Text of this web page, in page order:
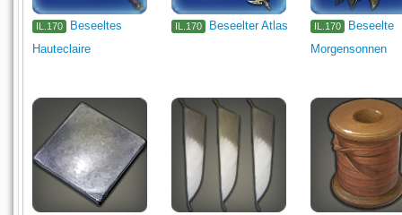
IL.170
Beseeltes
Hauteclaire
IL.170 Beseelter Atlas IL.170
Beseelte
Morgensonnen